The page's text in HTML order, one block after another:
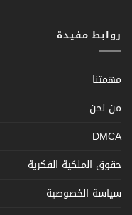
روابط مفيدة
مهمتنا
من نحن
DMCA
حقوق الملكية الفكرية
سياسة الخصوصية